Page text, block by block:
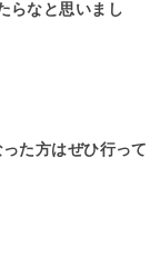
らなと思いまし
た方はぜひ行って